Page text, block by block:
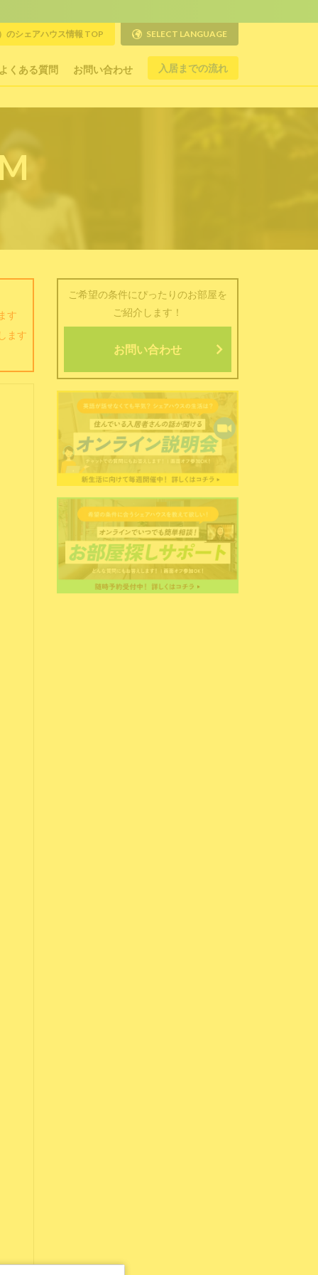
くある質問 お問い合わせ 入居までの流れ
のシェアハウス情報 TOP SELECT LANGUAGE
す
ます
ご希望の条件にぴったりのお部屋を
ご紹介します！
お問い合わせ